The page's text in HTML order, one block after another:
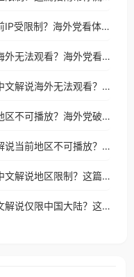
在新加坡看咪咕视频世界杯当前IP受限制？海外党看体育赛事的终极破局指南
在澳大利亚看咪咕视频世界杯海外无法观看？海外党看国内体育直播的终极解法
在澳大利亚看咪咕视频世界杯中文解说海外无法观看？这篇指南帮你搞定所有体育直播难题
在泰国看咪咕视频世界杯当前地区不可播放？海外党破局看中文解说赛事指南
在海外看咪咕视频世界杯中文解说当前地区不可播放？这篇指南帮你搞定所有体育赛事直播难题
在澳大利亚看咪咕视频世界杯中文解说地区限制？这篇指南帮你搞定海外观赛难题
在加拿大看咪咕视频世界杯中文解说仅限中国大陆？这篇指南帮你轻松解锁中文解说和赛事直播